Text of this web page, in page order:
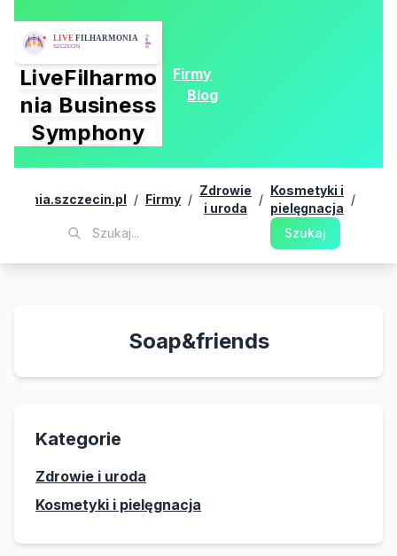
LiveFilharmo
nia Business
Symphony
Firmy
Blog
/ Firmy /
Zdrowie
i uroda
/
Kosmetyki i
pielęgnacja
/
Szukaj
Soap&friends
Kategorie
Zdrowie i uroda
Kosmetyki i pielęgnacja